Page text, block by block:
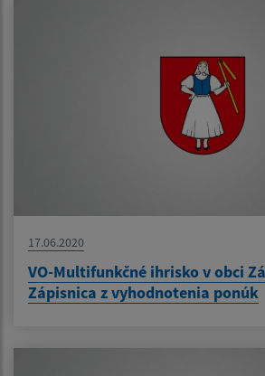
17.06.2020
VO-Multifunkčné ihrisko v obci
Zápisnica z vyhodnotenia ponúk